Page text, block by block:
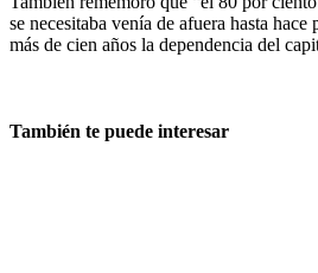
se necesitaba venía de afuera hasta
más de cien años la dependencia del
También te puede interesar